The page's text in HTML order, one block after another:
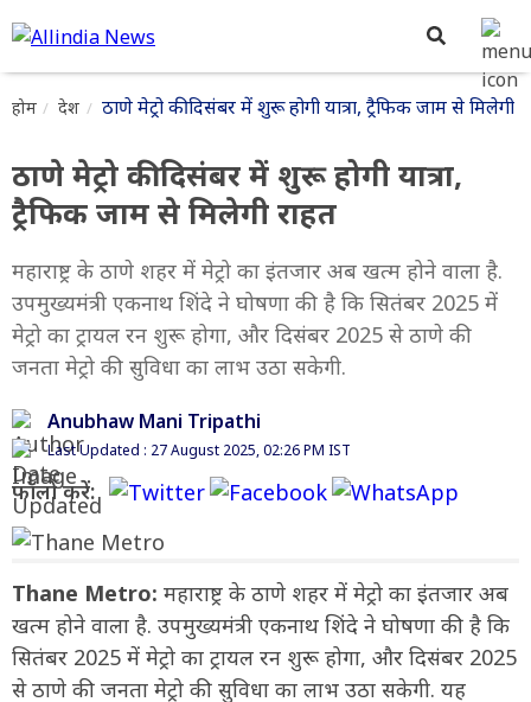
होम देश ठाणे मेट्रो की दिसंबर में शुरू होगी यात्रा, ट्रैफिक जाम से मिलेगी
ठाणे मेट्रो की दिसंबर में शुरू होगी यात्रा,
ट्रैफिक जाम से मिलेगी राहत
महाराष्ट्र के ठाणे शहर में मेट्रो का इंतजार अब खत्म होने वाला है.
उपमुख्यमंत्री एकनाथ शिंदे ने घोषणा की है कि सितंबर 2025 में
मेट्रो का ट्रायल रन शुरू होगा, और दिसंबर 2025 से ठाणे की
जनता मेट्रो की सुविधा का लाभ उठा सकेगी.
Anubhaw Mani Tripathi
Last Updated : 27 August 2025, 02:26 PM IST
फॉलो करें:
Thane Metro: महाराष्ट्र के ठाणे शहर में मेट्रो का इंतजार अब
खत्म होने वाला है. उपमुख्यमंत्री एकनाथ शिंदे ने घोषणा की है कि
सितंबर 2025 में मेट्रो का ट्रायल रन शुरू होगा, और दिसंबर 2025
से ठाणे की जनता मेट्रो की सुविधा का लाभ उठा सकेगी. यह